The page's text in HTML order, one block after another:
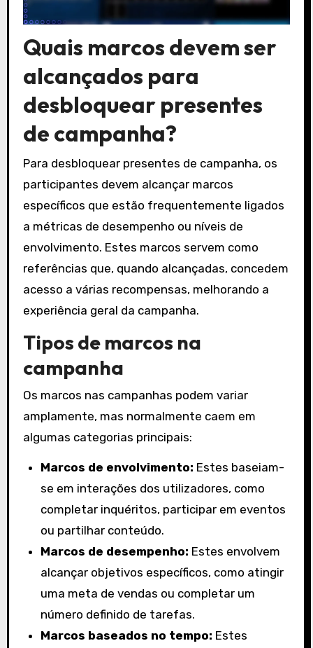
Quais marcos devem ser
alcançados para
desbloquear presentes
de campanha?
Para desbloquear presentes de campanha, os
participantes devem alcançar marcos
específicos que estão frequentemente ligados
a métricas de desempenho ou níveis de
envolvimento. Estes marcos servem como
referências que, quando alcançadas, concedem
acesso a várias recompensas, melhorando a
experiência geral da campanha.
Tipos de marcos na
campanha
Os marcos nas campanhas podem variar
amplamente, mas normalmente caem em
algumas categorias principais:
Marcos de envolvimento: Estes baseiam-
se em interações dos utilizadores, como
completar inquéritos, participar em eventos
ou partilhar conteúdo.
Marcos de desempenho: Estes envolvem
alcançar objetivos específicos, como atingir
uma meta de vendas ou completar um
número definido de tarefas.
Marcos baseados no tempo: Estes